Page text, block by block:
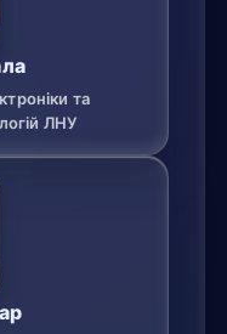
та
ЛНУ